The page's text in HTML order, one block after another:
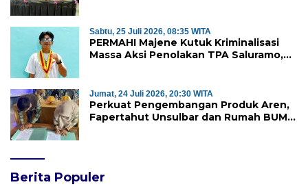
Sabtu, 25 Juli 2026, 08:35 WITA
PERMAHI Majene Kutuk Kriminalisasi
Massa Aksi Penolakan TPA Saluramo,
Jumat, 24 Juli 2026, 20:30 WITA
Perkuat Pengembangan Produk Aren,
Fapertahut Unsulbar dan Rumah BUMN
Berita Populer